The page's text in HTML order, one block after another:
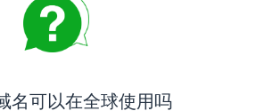
名可以在全球使用吗